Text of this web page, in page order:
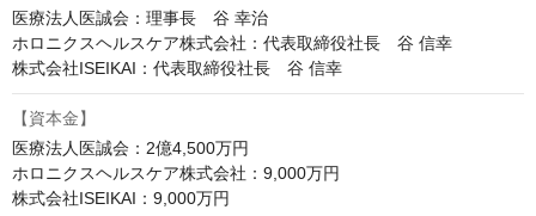
医療法人医誠会：理事長　谷 幸治
ホロニクスヘルスケア株式会社：代表取締役社長　谷 信幸
株式会社ISEIKAI：代表取締役社長　谷 信幸
【資本金】
医療法人医誠会：2億4,500万円
ホロニクスヘルスケア株式会社：9,000万円
株式会社ISEIKAI：9,000万円